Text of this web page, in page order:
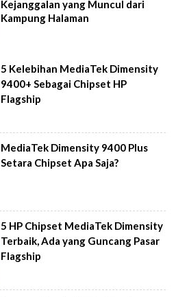
Kejanggalan yang Muncul dari
Kampung Halaman
5 Kelebihan MediaTek Dimensity
9400+ Sebagai Chipset HP
Flagship
MediaTek Dimensity 9400 Plus
Setara Chipset Apa Saja?
5 HP Chipset MediaTek Dimensity
Terbaik, Ada yang Guncang Pasar
Flagship